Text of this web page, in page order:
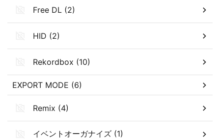
Free DL (2)
HID (2)
Rekordbox (10)
EXPORT MODE (6)
Remix (4)
イベントオーガナイズ (1)